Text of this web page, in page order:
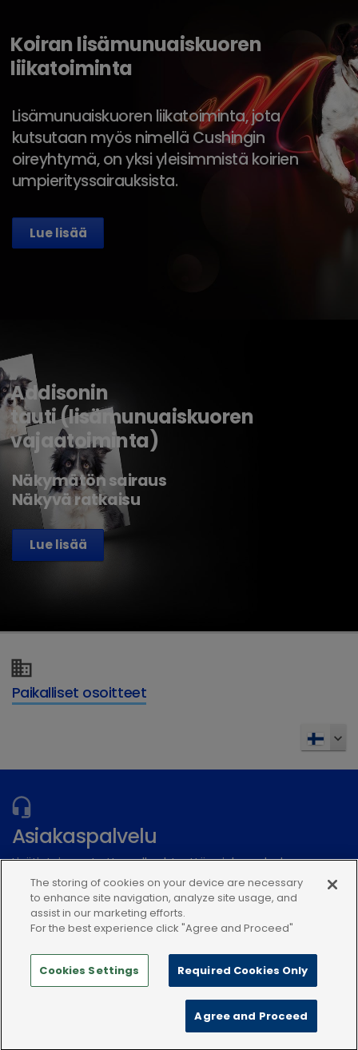
Koiran lisämunuaiskuoren
liikatoiminta
Lisämunuaiskuoren liikatoiminta, jota
kutsutaan myös nimellä Cushingin
oireyhtymä, on yksi yleisimmistä koirien
umpierityssairauksista.
Lue lisää
Addisonin
tauti (lisämunuaiskuoren
vajaatoiminta)
Näkymätön sairaus
Näkyvä ratkaisu
Lue lisää
Paikalliset osoitteet
Asiakaspalvelu
Lisätietoja saat ottamalla yhteyttä asiakaspalveluumme
Lähetä sähköinen kysely
Käyttöehdot Evästekäytäntö
The storing of cookies on your device are necessary
to enhance site navigation, analyze site usage, and
assist in our marketing efforts.
For the best experience click "Agree and Proceed"
Cookies Settings Required Cookies Only
Agree and Proceed